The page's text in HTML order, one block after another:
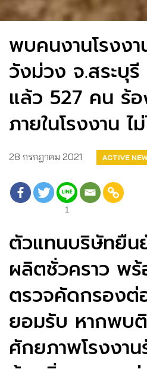
พบคนงานโรงงา
วังม่วง จ.สระบุ
แล้ว 527 คน ร้
ภายในโรงงาน ไ
28 กรกฎาคม 2021 ACTIVE
1
ตัวแทนบริษัทยืน
ผลิตชั่วคราว พร้
ตรวจคัดกรองต่
ยอมรับ หากพบ
ศักยภาพโรงงา